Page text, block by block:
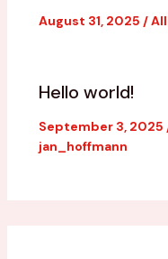
August 31, 2025 /
Hello world!
September 3, 2025
jan_hoffmann